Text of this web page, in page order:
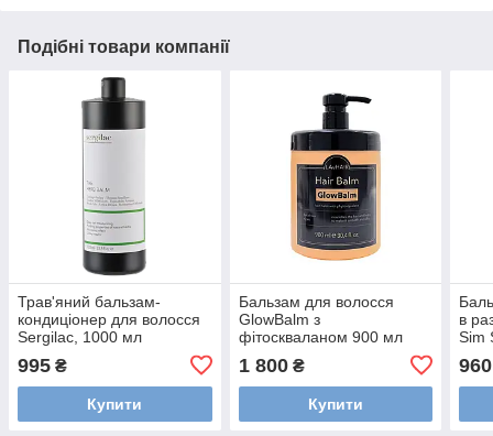
Подібні товари компанії
Трав'яний бальзам-
кондиціонер для волосся
Sergilac, 1000 мл
995 ₴
Купити
Бальзам для волосся
GlowBalm з
фітоскваланом 900 мл
1 800₴
Купити
в
Sim
мл
960